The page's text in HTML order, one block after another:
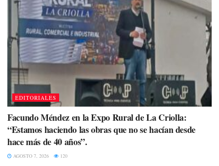
EDITORIALES
Facundo Méndez en la Expo Rural de La Criolla:
“Estamos haciendo las obras que no se hacían desde
hace más de 40 años”.
AGOSTO 7, 2026 120